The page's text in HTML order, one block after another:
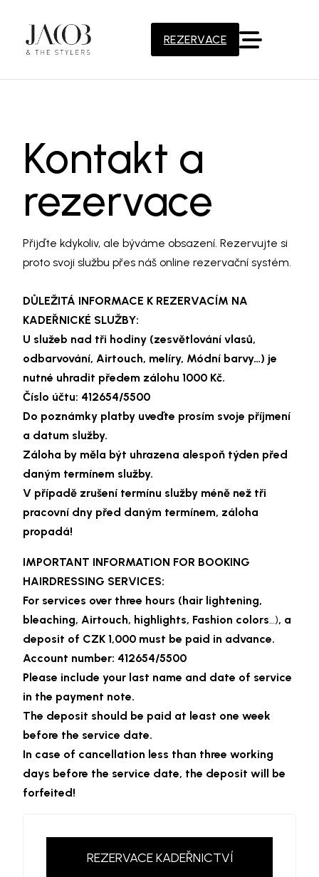
REZERVACE
Kontakt a
rezervace
Přijďte kdykoliv, ale býváme obsazení. Rezervujte si
proto svoji službu přes náš online rezervační systém.
DŮLEŽITÁ INFORMACE K REZERVACÍM NA
KADEŘNICKÉ SLUŽBY:
U služeb nad tři hodiny (zesvětlování vlasů,
odbarvování, Airtouch, melíry, Módní barvy…) je
nutné uhradit předem zálohu 1000 Kč.
Číslo účtu: 412654/5500
Do poznámky platby uveďte prosím svoje příjmení
a datum služby.
Záloha by měla být uhrazena alespoň týden před
daným termínem služby.
V případě zrušení termínu služby méně než tři
pracovní dny před daným termínem, záloha
propadá!
IMPORTANT INFORMATION FOR BOOKING
HAIRDRESSING SERVICES:
For services over three hours (hair lightening,
bleaching, Airtouch, highlights, Fashion colors…), a
deposit of CZK 1,000 must be paid in advance.
Account number: 412654/5500
Please include your last name and date of service
in the payment note.
The deposit should be paid at least one week
before the service date.
In case of cancellation less than three working
days before the service date, the deposit will be
forfeited!
REZERVACE KADEŘNICTVÍ